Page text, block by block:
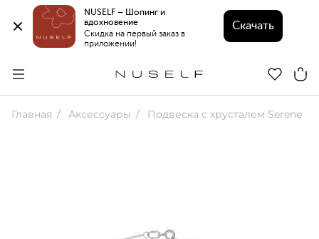
NUSELF – Шопинг и
вдохновение
Скидка на первый заказ в
приложении!
Скачать
Главная Аксессуары Подвеска с хрусталем Serene